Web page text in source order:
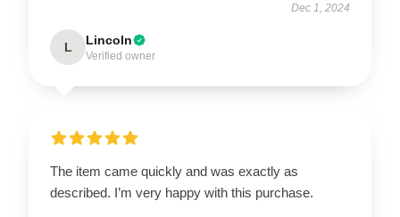
Dec 1, 2024
L Lincoln
Verified owner
The item came quickly and was exactly as
described. I’m very happy with this purchase.